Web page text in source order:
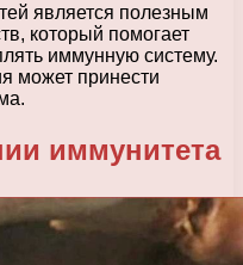
является полезным
который помогает
иммунную систему.
может принести
иммунитета